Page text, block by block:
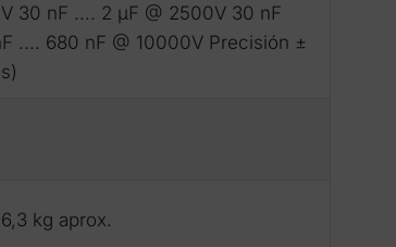
30 nF .... 2 μF @ 2500V 30 nF
.... 680 nF @ 10000V Precisión ±
kg aprox.